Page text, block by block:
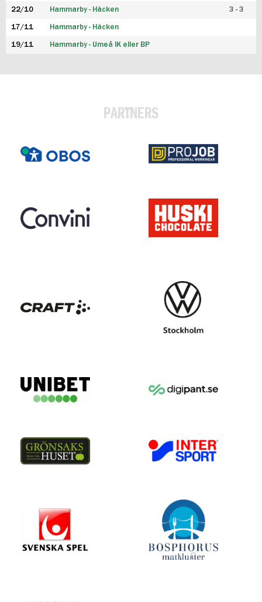
22/10 Hammarby - Häcken 3 - 3
17/11 Hammarby - Häcken
19/11 Hammarby - Umeå IK eller BP
PARTNERS